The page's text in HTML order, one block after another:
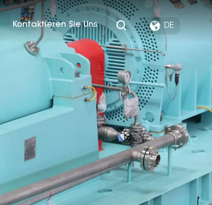
Kontaktieren Sie Uns DE